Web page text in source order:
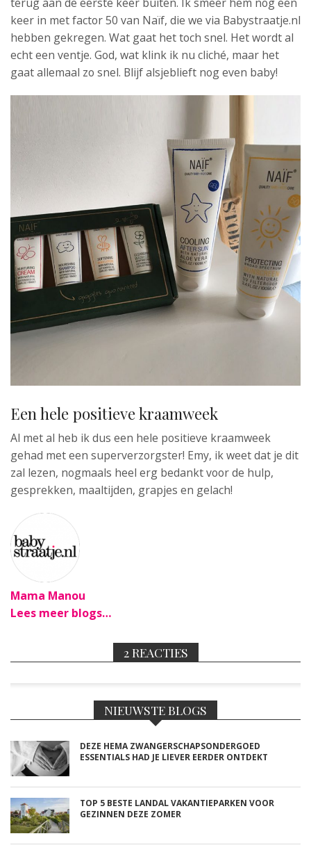
keer in met factor 50 van Naïf, die we via Babystraatje.nl
hebben gekregen. Wat gaat het toch snel. Het wordt al
echt een ventje. God, wat klink ik nu cliché, maar het
gaat allemaal zo snel. Blijf alsjeblieft nog even baby!
Een hele positieve kraamweek
Al met al heb ik dus een hele positieve kraamweek
gehad met een superverzorgster! Emy, ik weet dat je dit
zal lezen, nogmaals heel erg bedankt voor de hulp,
gesprekken, maaltijden, grapjes en gelach!
Mama Manou
Lees meer blogs…
2 REACTIES
NIEUWSTE BLOGS
DEZE HEMA ZWANGERSCHAPSONDERGOED
ESSENTIALS HAD JE LIEVER EERDER ONTDEKT
TOP 5 BESTE LANDAL VAKANTIEPARKEN VOOR
GEZINNEN DEZE ZOMER